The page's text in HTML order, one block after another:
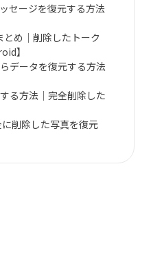
セージを復元する方法
め｜削除したトーク
】
データを復元する方法
る方法｜完全削除した
削除した写真を復元